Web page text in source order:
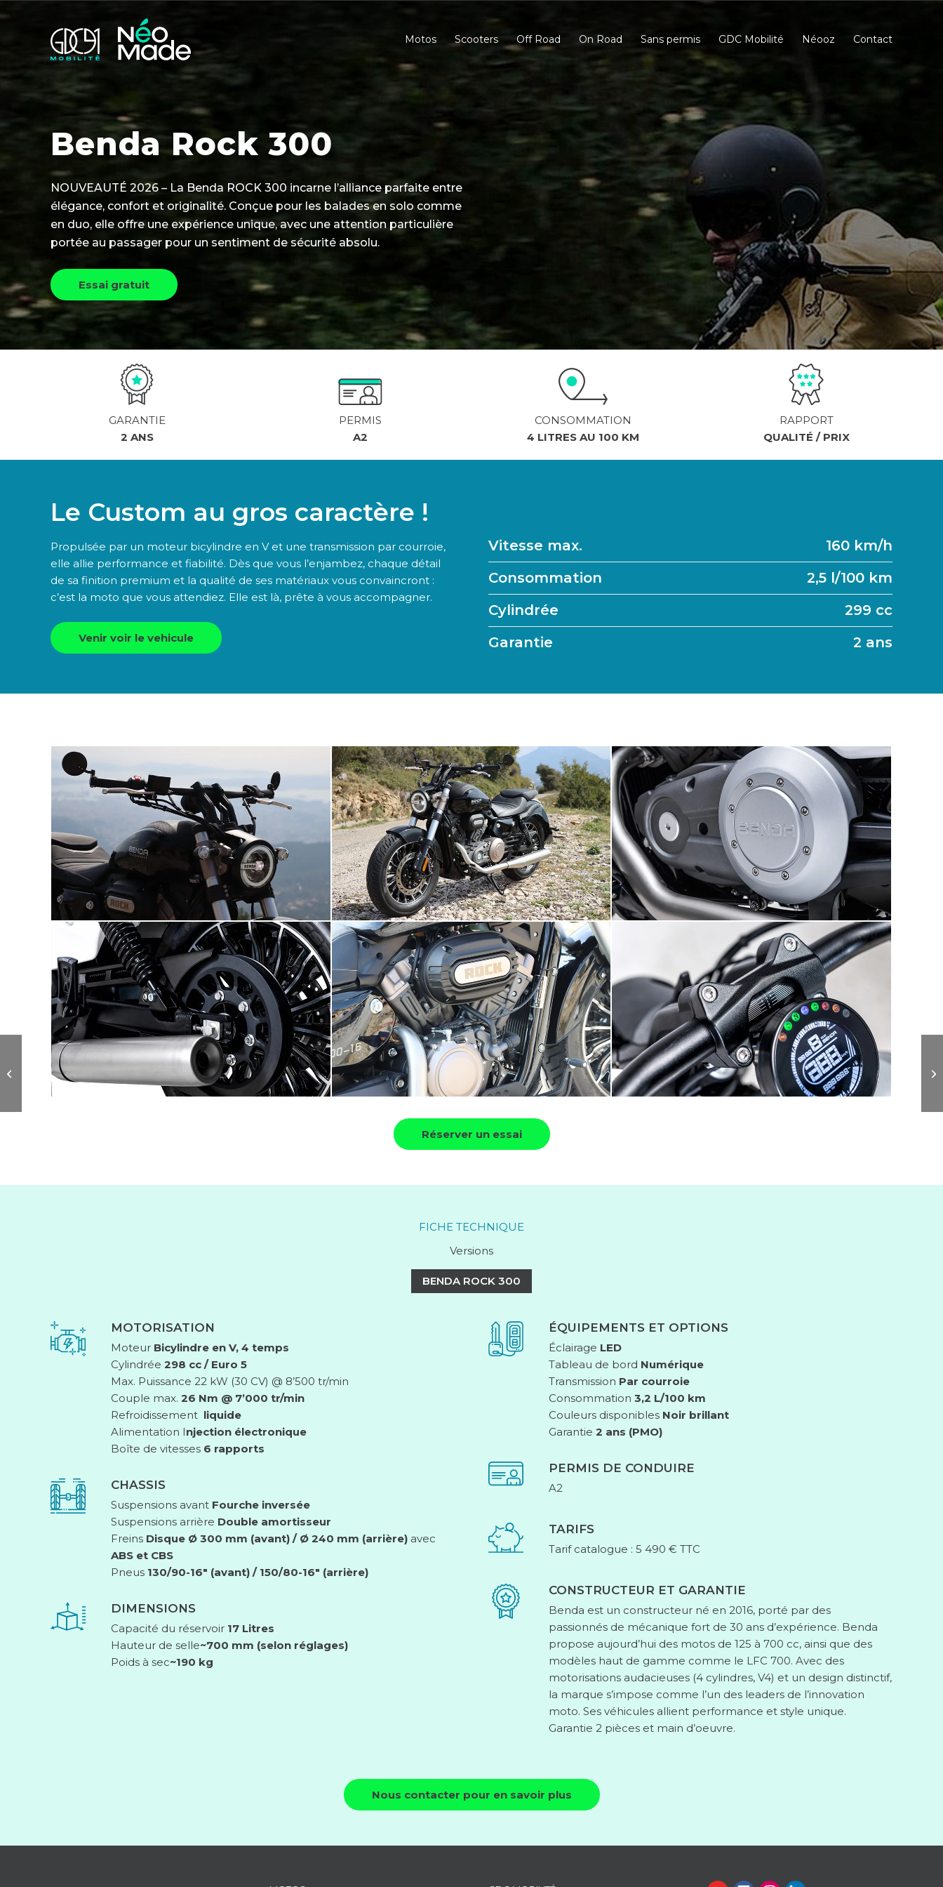
Motos Scooters Off Road On Road Sans permis GDC Mobilité Néooz Contact
Benda Rock 300
NOUVEAUTÉ 2026 – La Benda ROCK 300 incarne l’alliance parfaite entre
élégance, confort et originalité. Conçue pour les balades en solo comme
en duo, elle offre une expérience unique, avec une attention particulière
portée au passager pour un sentiment de sécurité absolu.
Essai gratuit
GARANTIE
2 ANS
PERMIS
A2
CONSOMMATION
4 LITRES AU 100 KM
RAPPORT
QUALITÉ / PRIX
Le Custom au gros caractère !
Propulsée par un moteur bicylindre en V et une transmission par courroie,
elle allie performance et fiabilité. Dès que vous l’enjambez, chaque détail
de sa finition premium et la qualité de ses matériaux vous convaincront :
c’est la moto que vous attendiez. Elle est là, prête à vous accompagner.
Venir voir le vehicule
Vitesse max.
160 km/h
Consommation
2,5 l/100 km
Cylindrée
299 cc
Garantie
2 ans
Réserver un essai
FICHE TECHNIQUE
Versions
BENDA ROCK 300
MOTORISATION
Moteur Bicylindre en V, 4 temps
Cylindrée298 cc / Euro 5
Max. Puissance 22 kW (30 CV) @ 8’500 tr/min
Couple max.26 Nm @ 7’000 tr/min
Refroidissement liquide
Alimentation Injection électronique
Boîte de vitesses 6 rapports
CHASSIS
Suspensions avant Fourche inversée
Suspensions arrière Double amortisseur
Freins Disque Ø 300 mm (avant) / Ø 240 mm (arrière) avec
ABS et CBS
Pneus 130/90-16″ (avant) / 150/80-16″ (arrière)
DIMENSIONS
Capacité du réservoir 17 Litres
Hauteur de selle~700 mm (selon réglages)
Poids à sec~190 kg
ÉQUIPEMENTS ET OPTIONS
Éclairage LED
Tableau de bord Numérique
Transmission Par courroie
Consommation3,2 L/100 km
Couleurs disponibles Noir brillant
Garantie2 ans (PMO)
PERMIS DE CONDUIRE
A2
TARIFS
Tarif catalogue : 5 490 € TTC
CONSTRUCTEUR ET GARANTIE
Benda est un constructeur né en 2016, porté par des
passionnés de mécanique fort de 30 ans d’expérience. Benda
propose aujourd’hui des motos de 125 à 700 cc, ainsi que des
modèles haut de gamme comme le LFC 700. Avec des
motorisations audacieuses (4 cylindres, V4) et un design distinctif,
la marque s’impose comme l’un des leaders de l’innovation
moto. Ses véhicules allient performance et style unique.
Garantie 2 pièces et main d’oeuvre.
Nous contacter pour en savoir plus
Benda Darkflag V4
Commander